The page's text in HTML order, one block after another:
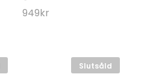
949kr
Slutsåld